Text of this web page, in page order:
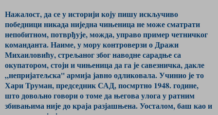
Нажалост, да се у историји коју пишу искључиво
победници никада ниједна чињеница не може сматрати
непобитном, потврђује, можда, управо пример четничког
команданта. Наиме, у мору контроверзи о Дражи
Михаиловићу, стрељаног због наводне сарадње са
окупатором, стоји и чињеница да га је савезничка, дакле
„непријатељска'' армија јавно одликовала. Учинио је то
Хари Труман, председник САД, посмртно 1948. године,
што довољно говори о томе да његова улога у ратним
збивањима није до краја разјашњена. Уосталом, баш као и